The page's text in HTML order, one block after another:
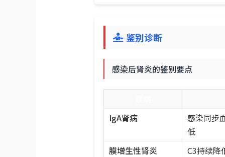
鉴别诊断
感染后肾炎的鉴别要点
IgA肾病
感染同步
低
膜增生性肾炎
C3持续降